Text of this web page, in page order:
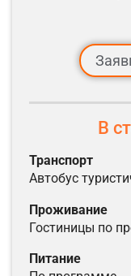
В
Транспорт
автобус
Проживание
гостиницы по
Питание